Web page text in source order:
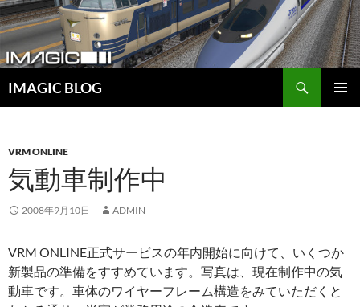
コ
ン
テ
ン
ツ
へ
プ
IMAGIC BLOG
索
VRM ONLINE
気動車制作中
2008年9月10日 ADMIN
VRM ONLINE正式サービスの年内開始に向けて、いくつか
新製品の準備をすすめています。写真は、現在制作中の気
動車です。車体のワイヤーフレーム構造をみていただくと